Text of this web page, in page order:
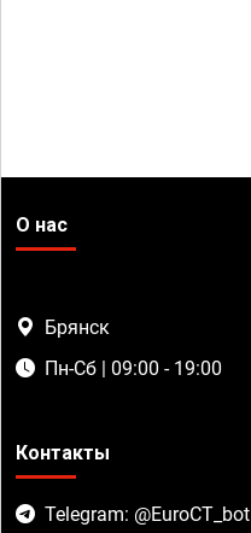
О нас
Брянск
Пн-Сб | 09:00 - 19:00
Контакты
Telegram: @EuroCT_bot